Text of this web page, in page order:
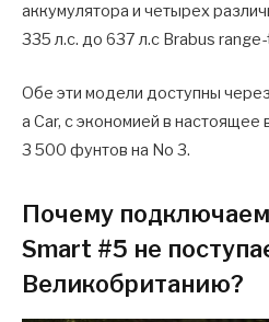
аккумулятора и четырех
335 л.с. до 637 л.с Brabus
Обе эти модели доступны
a Car, с экономией в
3 500 фунтов на No 3.
Почему
Smart #5 не
Великобританию?